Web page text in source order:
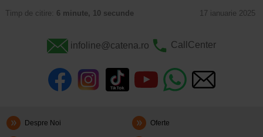
Timp de citire: 6 minute, 10 secunde 17 ianuarie 2025
infoline@catena.ro CallCenter
Despre Noi Oferte